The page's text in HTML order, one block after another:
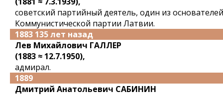
советский партийный деятель, один из основателей
Коммунистической партии Латвии.
1883 135 лет назад
Лев Михайлович ГАЛЛЕР
(1883 ≈ 12.7.1950),
адмирал.
1889
Дмитрий Анатольевич САБИНИН